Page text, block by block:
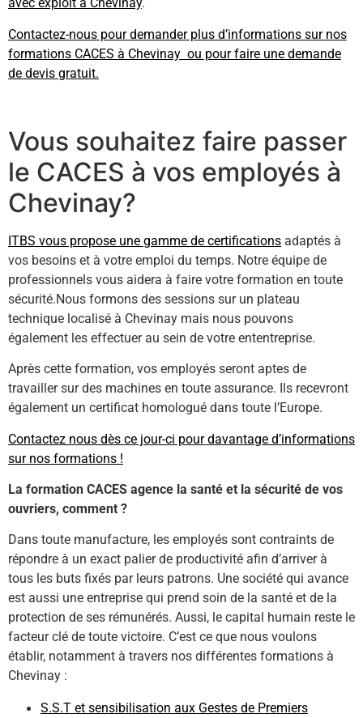
Contactez-nous pour demander plus d’informations sur nos
formations CACES à Chevinay ou pour faire une demande
de devis gratuit.
Vous souhaitez faire passer
le CACES à vos employés à
Chevinay?
ITBS vous propose une gamme de certifications adaptés à
vos besoins et à votre emploi du temps. Notre équipe de
professionnels vous aidera à faire votre formation en toute
sécurité.Nous formons des sessions sur un plateau
technique localisé à Chevinay mais nous pouvons
également les effectuer au sein de votre ententreprise.
Après cette formation, vos employés seront aptes de
travailler sur des machines en toute assurance. Ils recevront
également un certificat homologué dans toute l’Europe.
Contactez nous dès ce jour-ci pour davantage d’informations
sur nos formations !
La formation CACES agence la santé et la sécurité de vos
ouvriers, comment ?
Dans toute manufacture, les employés sont contraints de
répondre à un exact palier de productivité afin d’arriver à
tous les buts fixés par leurs patrons. Une société qui avance
est aussi une entreprise qui prend soin de la santé et de la
protection de ses rémunérés. Aussi, le capital humain reste le
facteur clé de toute victoire. C’est ce que nous voulons
établir, notamment à travers nos différentes formations à
Chevinay :
S.S.T et sensibilisation aux Gestes de Premiers